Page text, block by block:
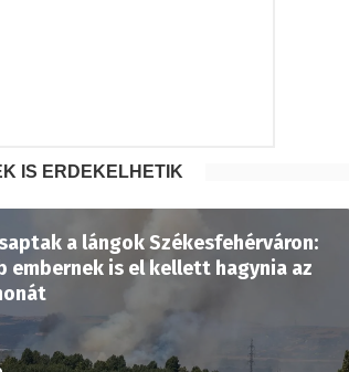
IS ÉRDEKELHETIK
a lángok Székesfehérváron:
embernek is el kellett hagynia az